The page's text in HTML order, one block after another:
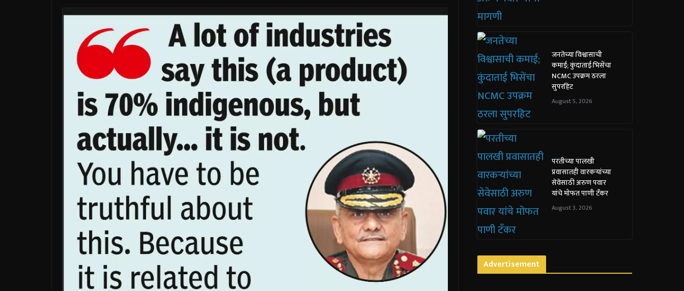
जनतेच्या विश्वासाची
कमाई; कुंदाताई भिसेंचा
NCMC उपक्रम ठरला
सुपरहिट
August 5, 2026
परतीच्या पालखी
प्रवासातही वारकऱ्यांच्या
सेवेसाठी अरुण पवार
यांचे मोफत पाणी टँकर
August 3, 2026
Advertisement